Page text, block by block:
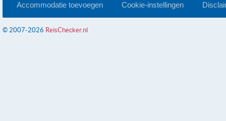
Accommodatie toevoegen Cookie-instellingen
© 2007-2026 ReisChecker.nl